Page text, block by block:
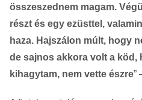
összeszednem magam.
részt és egy ezüsttel,
haza. Hajszálon múlt, hogy
de sajnos akkora volt a köd,
kihagytam, nem vette észre”